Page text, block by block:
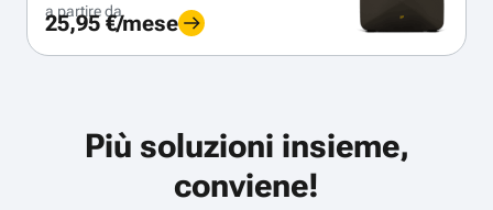
a partire da
25,95 €/mese
Più soluzioni insieme,
conviene!